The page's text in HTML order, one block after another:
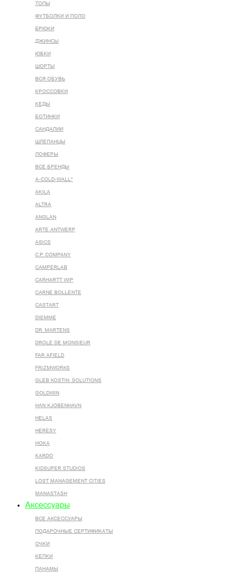
ТОПЫ
ФУТБОЛКИ И ПОЛО
БРЮКИ
ДЖИНСЫ
ЮБКИ
ШОРТЫ
ВСЯ ОБУВЬ
КРОССОВКИ
КЕДЫ
БОТИНКИ
САНДАЛИИ
ШЛЕПАНЦЫ
ЛОФЕРЫ
ВСЕ БРЕНДЫ
A-COLD-WALL*
AKILA
ALTRA
ANGLAN
ARTE ANTWERP
ASICS
C.P. COMPANY
CAMPERLAB
CARHARTT WIP
CARNE BOLLENTE
CASTART
DIEMME
DR. MARTENS
DROLE DE MONSIEUR
FAR AFIELD
FRIZMWORKS
GLEB KOSTIN .SOLUTIONS
GOLDWIN
HAN KJOBENHAVN
HELAS
HERESY
HOKA
KARDO
KIDSUPER STUDIOS
LOST MANAGEMENT CITIES
MANASTASH
Аксессуары
ВСЕ AКСЕССУАРЫ
ПОДАРОЧНЫЕ СЕРТИФИКАТЫ
ОЧКИ
КЕПКИ
ПАНАМЫ